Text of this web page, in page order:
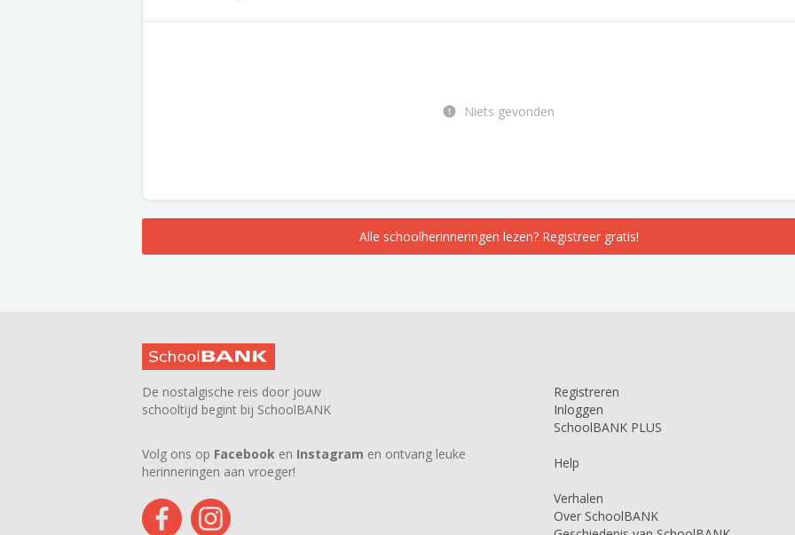
Niets gevonden
Alle schoolherinneringen lezen? Registreer gratis!
De nostalgische reis door jouw
schooltijd begint bij SchoolBANK
Volg ons op Facebook en Instagram en ontvang leuke
herinneringen aan vroeger!
Registreren
Inloggen
SchoolBANK PLUS
Help
Verhalen
Over SchoolBANK